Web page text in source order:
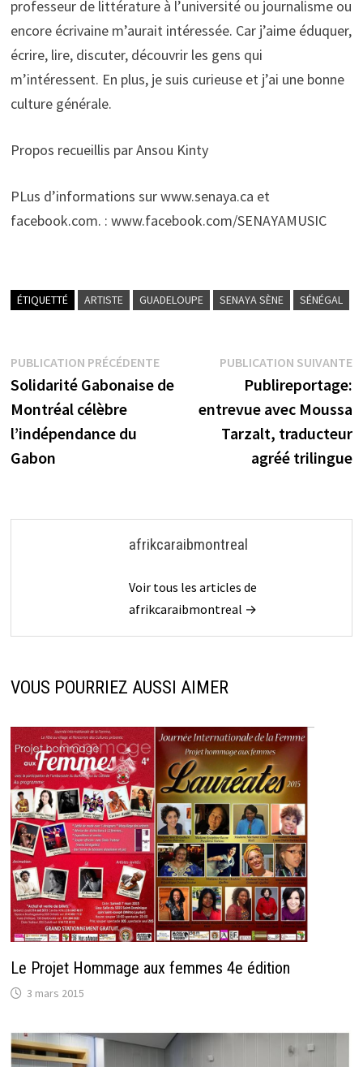
professeur de littérature à l’université ou journalisme ou
encore écrivaine m’aurait intéressée. Car j’aime éduquer,
écrire, lire, discuter, découvrir les gens qui
m’intéressent. En plus, je suis curieuse et j’ai une bonne
culture générale.
Propos recueillis par Ansou Kinty
PLus d’informations sur www.senaya.ca et
facebook.com. : www.facebook.com/SENAYAMUSIC
ÉTIQUETTÉ ARTISTE GUADELOUPE SENAYA SÈNE SÉNÉGAL
Navigation
de
l’article
PUBLICATION PRÉCÉDENTEPublication
précédente :
Solidarité Gabonaise de
Montréal célèbre
l’indépendance du
Gabon
PUBLICATION SUIVANTE
Publireportage:
entrevue avec Moussa
Tarzalt, traducteur
agréé trilingue
afrikcaraibmontreal
Voir tous les articles de
afrikcaraibmontreal →
VOUS POURRIEZ AUSSI AIMER
Le Projet Hommage aux femmes 4e édition
3 mars 2015